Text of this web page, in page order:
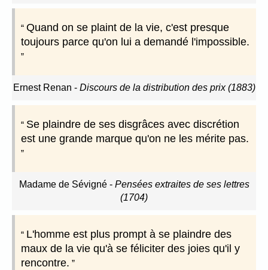
Quand on se plaint de la vie, c'est presque
toujours parce qu'on lui a demandé l'impossible.
Ernest Renan - Discours de la distribution des prix (1883)
Se plaindre de ses disgrâces avec discrétion
est une grande marque qu'on ne les mérite pas.
Madame de Sévigné- Pensées extraites de ses lettres
(1704)
L'homme est plus prompt à se plaindre des
maux de la vie qu'à se féliciter des joies qu'il y
rencontre.